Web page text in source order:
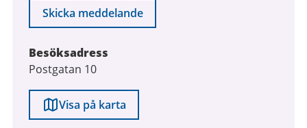
Skicka meddelande
Besöksadress
Postgatan 10
Visa på karta